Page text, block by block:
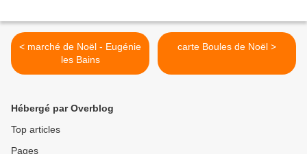
< marché de Noël - Eugénie
les Bains
carte Boules de Noël >
Hébergé par Overblog
Top articles
Pages